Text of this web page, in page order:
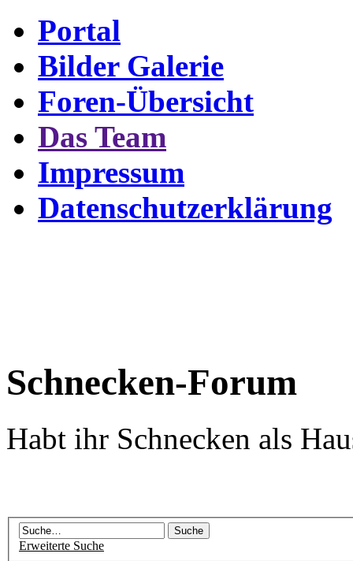
Portal
Bilder Galerie
Foren-Übersicht
Das Team
Impressum
Datenschutzerklärung
Schnecken-Forum
Habt ihr Schnecken als
Erweiterte Suche